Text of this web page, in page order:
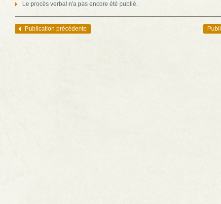
Le procès verbal n'a pas encore été publié.
Navigation des articles
Publication précédente